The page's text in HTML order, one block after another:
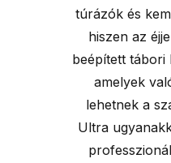
túrázók és
hiszen az
beépített tábori
amelyek
lehetnek a
Ultra